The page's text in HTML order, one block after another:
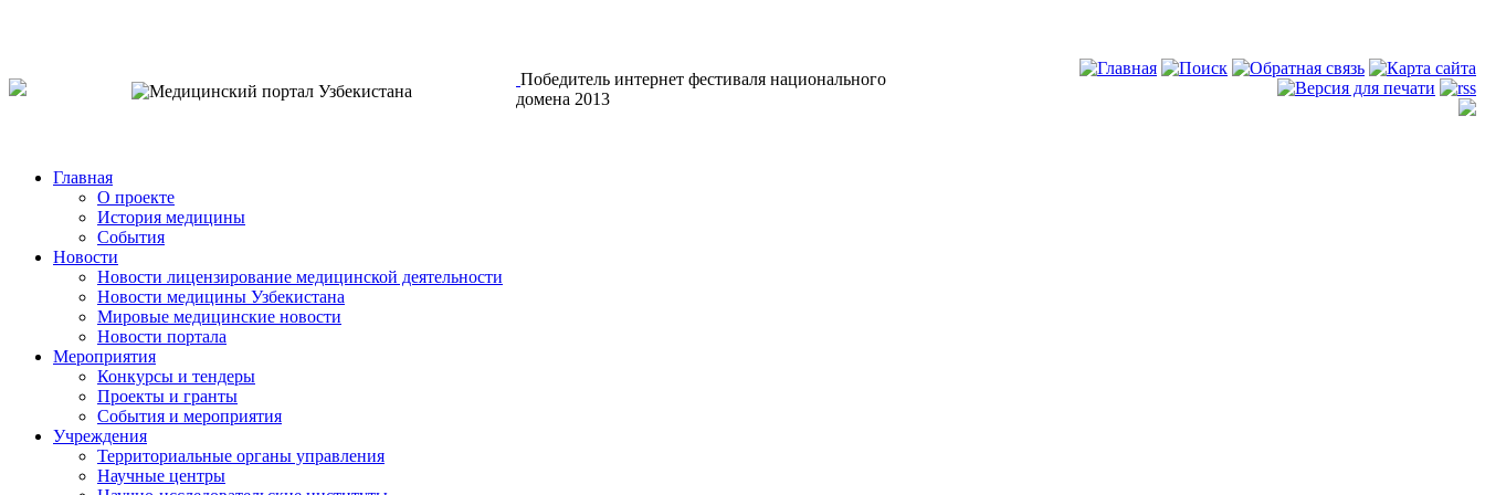
Победитель интернет фестиваля национального
домена 2013
Главная
О проекте
История медицины
События
Новости
Новости лицензирование медицинской деятельности
Новости медицины Узбекистана
Мировые медицинские новости
Новости портала
Мероприятия
Конкурсы и тендеры
Проекты и гранты
События и мероприятия
Учреждения
Территориальные органы управления
Научные центры